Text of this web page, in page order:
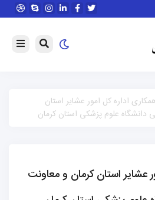
اداره کل امور عشایر استان
دانشگاه علوم پزشکی استان کرمان
عشایر استان کرمان و معاونت